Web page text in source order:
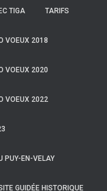
TIGA TARIFS
VOEUX 2018
VOEUX 2020
VOEUX 2022
PUY-EN-VELAY
GUIDÉE HISTORIQUE